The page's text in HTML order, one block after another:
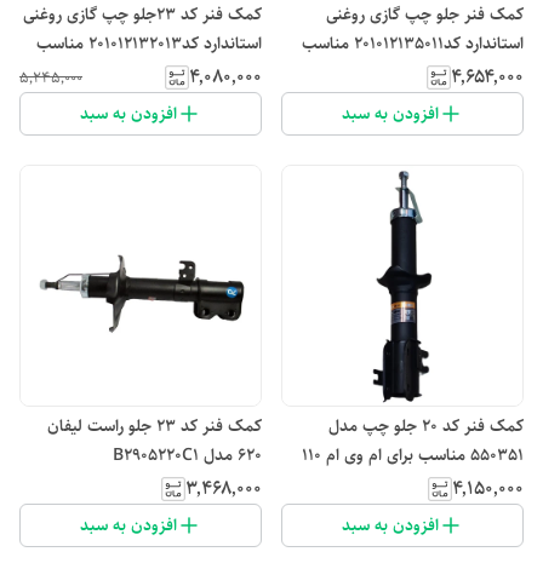
کمک فنر جلو چپ گازی روغنی
استاندارد کد201012135011 مناسب
برای لیفان 820
۴٬۶۵۴٬۰۰۰
افزودن به سبد
کمک فنر کد ۲۳جلو چپ گازی روغنی
استاندارد کد201012132013 مناسب
برای لیفان 620
۴٬۰۸۰٬۰۰۰ ۵٬۲۴۵٬۰۰۰
افزودن به سبد
کمک فنر کد ۲۰ جلو چپ مدل
550351 مناسب برای ام وی ام 110
۴٬۱۵۰٬۰۰۰
افزودن به سبد
کمک فنر کد ۲۳ جلو راست لیفان
620 مدل B2905220C1
۳٬۴۶۸٬۰۰۰
افزودن به سبد